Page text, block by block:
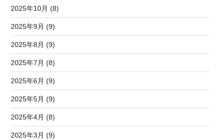
2025年10月 (8)
2025年9月 (9)
2025年8月 (9)
2025年7月 (8)
2025年6月 (9)
2025年5月 (9)
2025年4月 (8)
2025年3月 (9)